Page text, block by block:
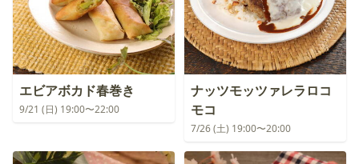
エビアボカド春巻き
9/21 (日) 19:00〜22:00
ナッツモッツァレラロコ
モコ
7/26 (土) 19:00〜20:00